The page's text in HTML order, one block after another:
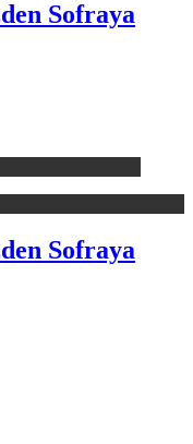
Sofraya
Sofraya